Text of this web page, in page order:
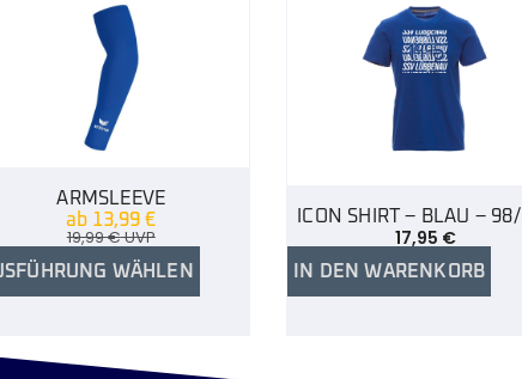
ARMSLEEVE
ab 13,99€
19,99€UVP
WÄHLEN
ICON SHIRT – BLAU –
17,95 €
IN DEN WARENKORB